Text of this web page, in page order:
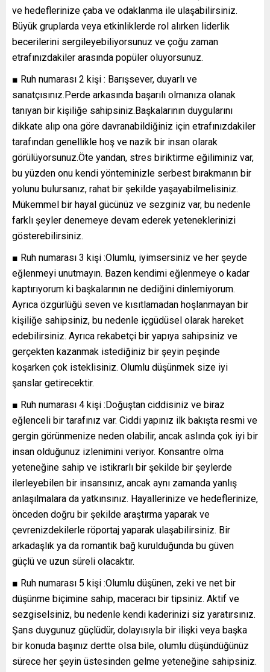
ve hedeflerinize çaba ve odaklanma ile ulaşabilirsiniz.
Büyük gruplarda veya etkinliklerde rol alırken liderlik
becerilerini sergileyebiliyorsunuz ve çoğu zaman
etrafınızdakiler arasında popüler oluyorsunuz.
■ Ruh numarası 2 kişi : Barışsever, duyarlı ve
sanatçısınız.Perde arkasında başarılı olmanıza olanak
tanıyan bir kişiliğe sahipsiniz.Başkalarının duygularını
dikkate alıp ona göre davranabildiğiniz için etrafınızdakiler
tarafından genellikle hoş ve nazik bir insan olarak
görülüyorsunuz.Öte yandan, stres biriktirme eğiliminiz var,
bu yüzden onu kendi yönteminizle serbest bırakmanın bir
yolunu bulursanız, rahat bir şekilde yaşayabilmelisiniz.
Mükemmel bir hayal gücünüz ve sezginiz var, bu nedenle
farklı şeyler denemeye devam ederek yeteneklerinizi
gösterebilirsiniz.
■ Ruh numarası 3 kişi :Olumlu, iyimsersiniz ve her şeyde
eğlenmeyi unutmayın. Bazen kendimi eğlenmeye o kadar
kaptırıyorum ki başkalarının ne dediğini dinlemiyorum.
Ayrıca özgürlüğü seven ve kısıtlamadan hoşlanmayan bir
kişiliğe sahipsiniz, bu nedenle içgüdüsel olarak hareket
edebilirsiniz. Ayrıca rekabetçi bir yapıya sahipsiniz ve
gerçekten kazanmak istediğiniz bir şeyin peşinde
koşarken çok isteklisiniz. Olumlu düşünmek size iyi
şanslar getirecektir.
■ Ruh numarası 4 kişi :Doğuştan ciddisiniz ve biraz
eğlenceli bir tarafınız var. Ciddi yapınız ilk bakışta resmi ve
gergin görünmenize neden olabilir, ancak aslında çok iyi bir
insan olduğunuz izlenimini veriyor. Konsantre olma
yeteneğine sahip ve istikrarlı bir şekilde bir şeylerde
ilerleyebilen bir insansınız, ancak aynı zamanda yanlış
anlaşılmalara da yatkınsınız. Hayallerinize ve hedeflerinize,
önceden doğru bir şekilde araştırma yaparak ve
çevrenizdekilerle röportaj yaparak ulaşabilirsiniz. Bir
arkadaşlık ya da romantik bağ kurulduğunda bu güven
güçlü ve uzun süreli olacaktır.
■ Ruh numarası 5 kişi :Olumlu düşünen, zeki ve net bir
düşünme biçimine sahip, maceracı bir tipsiniz. Aktif ve
sezgiselsiniz, bu nedenle kendi kaderinizi siz yaratırsınız.
Şans duygunuz güçlüdür, dolayısıyla bir ilişki veya başka
bir konuda başınız dertte olsa bile, olumlu düşündüğünüz
sürece her şeyin üstesinden gelme yeteneğine sahipsiniz.